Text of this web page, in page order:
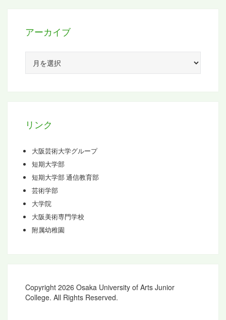
アーカイブ
カ
リンク
大阪芸術大学グループ
短期大学部
短期大学部 通信教育部
芸術学部
大学院
大阪美術専門学校
附属幼稚園
Copyright 2026 Osaka University of Arts Junior
College. All Rights Reserved.